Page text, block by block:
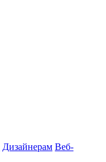
Дизайнерам Веб-